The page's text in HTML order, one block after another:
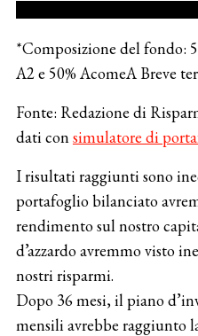
*Composizione del fondo:
A2 e 50% AcomeA Breve
Fonte: Redazione di
dati consimulatore di
I risultati raggiunti sono
portafoglio bilanciato
rendimento sul nostro
d’azzardo avremmo visto
nostri risparmi.
Dopo 36 mesi, il piano
mensili avrebbe raggiunto